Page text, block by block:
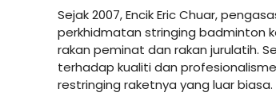
Sejak 2007, Encik Eric Chuar,
perkhidmatan stringing badminton
rakan peminat dan rakan jurulatih.
terhadap kualiti dan
restringing raketnya yang luar biasa.